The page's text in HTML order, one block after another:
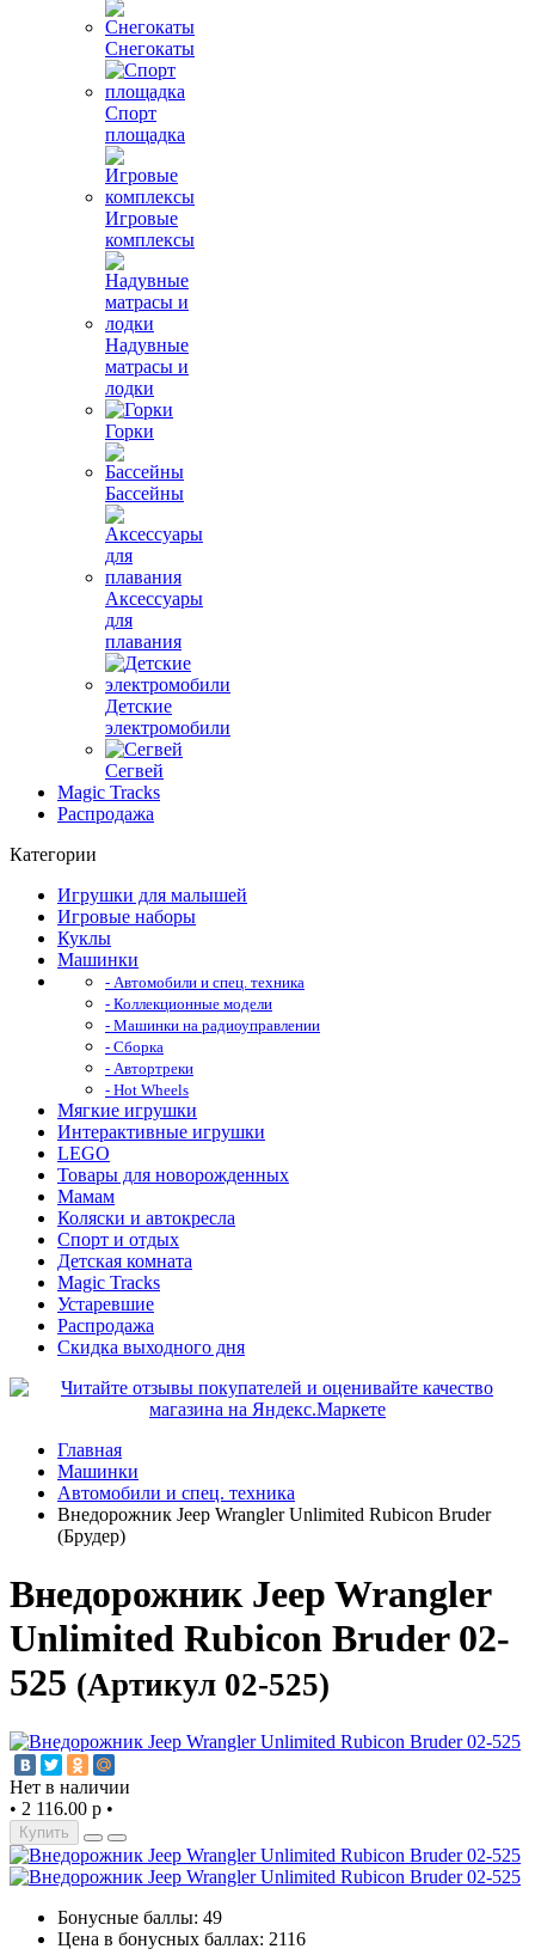
Снегокаты
Спорт
площадка
Игровые
комплексы
Надувные
матрасы и
лодки
Горки
Бассейны
Аксессуары
для
плавания
Детские
электромобили
Сегвей
Magic Tracks
Распродажа
Категории
Игрушки для малышей
Игровые наборы
Куклы
Машинки
- Автомобили и спец. техника
- Коллекционные модели
- Машинки на радиоуправлении
- Сборка
- Автортреки
- Hot Wheels
Мягкие игрушки
Интерактивные игрушки
LEGO
Товары для новорожденных
Мамам
Коляски и автокресла
Спорт и отдых
Детская комната
Magic Tracks
Устаревшие
Распродажа
Скидка выходного дня
Главная
Машинки
Автомобили и спец. техника
Внедорожник Jeep Wrangler Unlimited Rubicon Bruder
(Брудер)
Внедорожник Jeep Wrangler
Unlimited Rubicon Bruder 02-
525 (Артикул 02-525)
Нет в наличии
• 2 116.00 р •
Купить
Бонусные баллы: 49
Цена в бонусных баллах: 2116